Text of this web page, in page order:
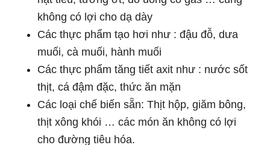
không có lợi cho dạ dày
Các thực phẩm tạo hơi như : đậu đỗ, dưa
muối, cà muối, hành muối
Các thực phẩm tăng tiết axit như : nước sốt
thịt, cá đậm đặc, thức ăn mặn
Các loại chế biến sẵn: Thịt hộp, giăm bông,
thịt xông khói … các món ăn không có lợi
cho đường tiêu hóa.